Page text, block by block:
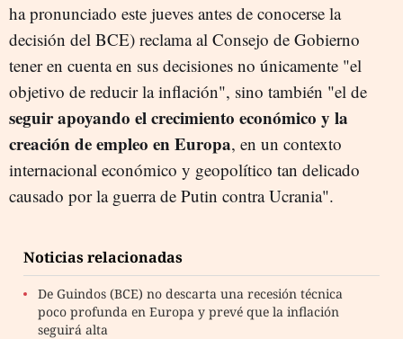
ha pronunciado este jueves antes de conocerse la
decisión del BCE) reclama al Consejo de Gobierno
tener en cuenta en sus decisiones no únicamente "el
objetivo de reducir la inflación", sino también "el de
seguir apoyando el crecimiento económico y la
creación de empleo en Europa, en un contexto
internacional económico y geopolítico tan delicado
causado por la guerra de Putin contra Ucrania".
Noticias relacionadas
De Guindos (BCE) no descarta una recesión técnica
poco profunda en Europa y prevé que la inflación
seguirá alta